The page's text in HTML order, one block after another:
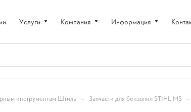
Услуги Компания Информация
инструментам Штиль – Запчасти для бензопил STIHL MS –